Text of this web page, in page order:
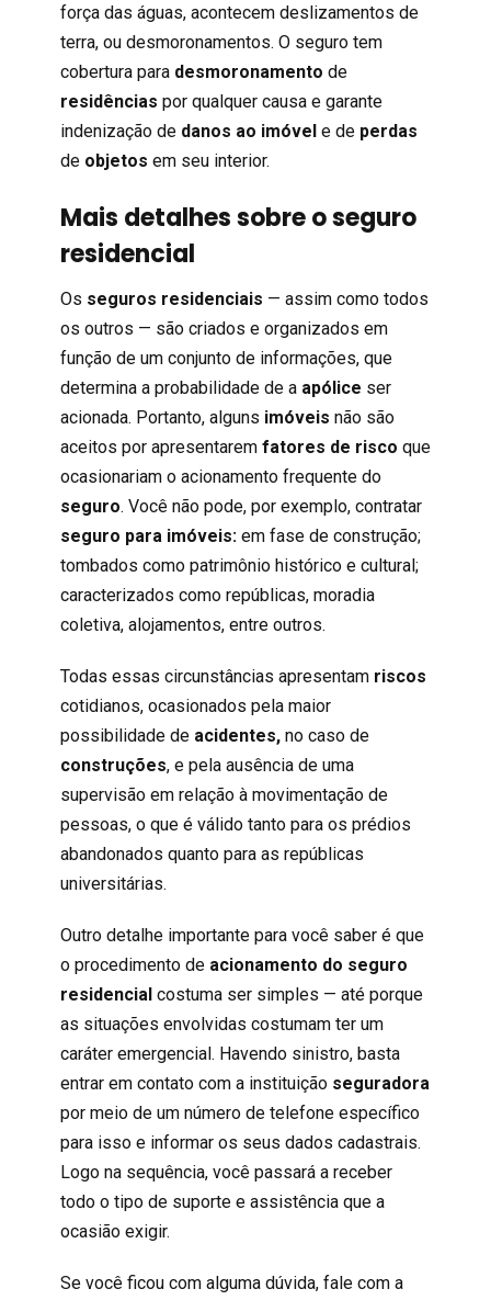
força das águas, acontecem deslizamentos de
terra, ou desmoronamentos. O seguro tem
cobertura para desmoronamento de
residências por qualquer causa e garante
indenização de danos ao imóvele de perdas
de objetos em seu interior.
Mais detalhes sobre o seguro
residencial
Os seguros residenciais — assim como todos
os outros — são criados e organizados em
função de um conjunto de informações, que
determina a probabilidade de a apólice ser
acionada. Portanto, alguns imóveis não são
aceitos por apresentarem fatores de risco que
ocasionariam o acionamento frequente do
seguro. Você não pode, por exemplo, contratar
seguro para imóveis:em fase de construção;
tombados como patrimônio histórico e cultural;
caracterizados como repúblicas, moradia
coletiva, alojamentos, entre outros.
Todas essas circunstâncias apresentam riscos
cotidianos, ocasionados pela maior
possibilidade de acidentes,no caso de
construções, e pela ausência de uma
supervisão em relação à movimentação de
pessoas, o que é válido tanto para os prédios
abandonados quanto para as repúblicas
universitárias.
Outro detalhe importante para você saber é que
o procedimento de acionamento do seguro
residencialcostuma ser simples — até porque
as situações envolvidas costumam ter um
caráter emergencial. Havendo sinistro, basta
entrar em contato com a instituição seguradora
por meio de um número de telefone específico
para isso e informar os seus dados cadastrais.
Logo na sequência, você passará a receber
todo o tipo de suporte e assistência que a
ocasião exigir.
Se você ficou com alguma dúvida, fale com a